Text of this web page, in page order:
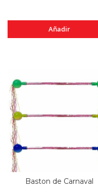
Añadir
Baston de Carnaval